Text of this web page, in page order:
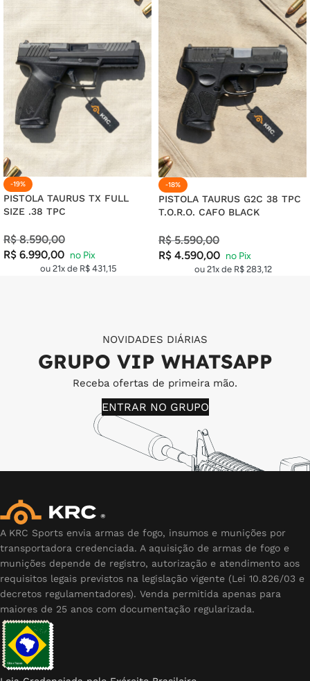
-19%
PISTOLA TAURUS TX FULL
SIZE .38 TPC
R$8.590,00
R$ 6.990,00
ou 21x de R$431,15
-18%
PISTOLA TAURUS G2C 38 TPC
T.O.R.O. CAFO BLACK
R$5.590,00
R$ 4.590,00
ou 21x de R$283,12
NOVIDADES DIÁRIAS
GRUPO VIP WHATSAPP
Receba ofertas de primeira mão.
ENTRAR NO GRUPO
A KRC Sports envia armas de fogo, insumos e munições por
transportadora credenciada. A aquisição de armas de fogo e
munições depende de registro, autorização e atendimento aos
requisitos legais previstos na legislação vigente (Lei 10.826/03 e
decretos regulamentadores). Venda permitida apenas para
maiores de 25 anos com documentação regularizada.